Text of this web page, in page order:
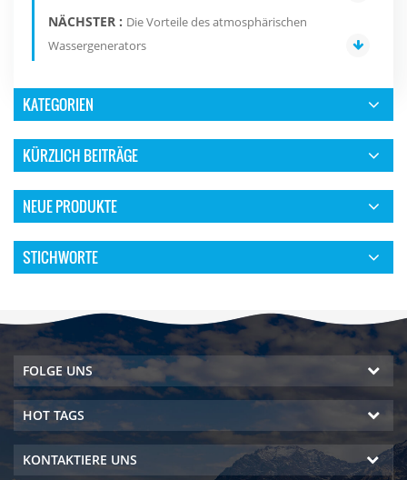
NÄCHSTER : Die Vorteile des atmosphärischen
Wassergenerators
KATEGORIEN
KÜRZLICH BEITRÄGE
NEUE PRODUKTE
STICHWORTE
FOLGE UNS
HOT TAGS
KONTAKTIERE UNS